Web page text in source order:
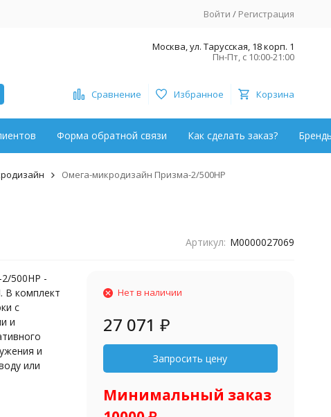
Войти / Регистрация
Москва, ул. Тарусская, 18 корп. 1
Пн-Пт, с 10:00-21:00
Сравнение Избранное Корзина
Форма обратной связи Как сделать заказ?
Омега-микродизайн Призма-2/500НР
Артикул: М0000027069
500НР -
В комплект
с
и
и
или
Нет в наличии
27 071 ₽
Минимальный заказ